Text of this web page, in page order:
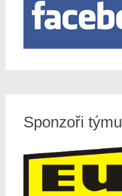
Sponzoři týmu